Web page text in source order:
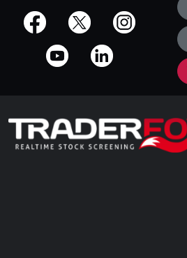
offizielle Social Media-Accounts